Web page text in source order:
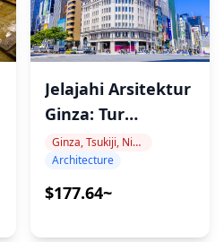
Jelajahi Arsitektur
Ginza: Tur
Eksklusif!
Ginza, Tsukiji, Nihonbashi
Architecture
$177.64~